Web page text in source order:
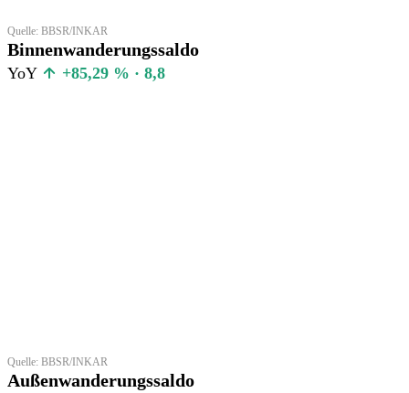
Quelle: BBSR/INKAR
Binnenwanderungssaldo
YoY +85,29 % · 8,8
Quelle: BBSR/INKAR
Außenwanderungssaldo